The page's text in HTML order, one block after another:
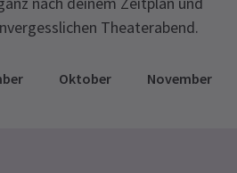
Theaterabend.
Oktober November